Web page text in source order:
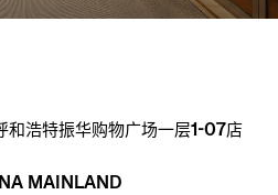
和浩特振华购物广场一层1-07店
MAINLAND